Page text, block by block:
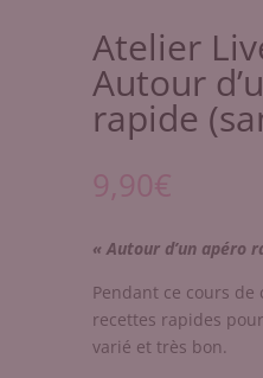
Atelier
Autour
rapide
9,90€
« Autour d’un apéro
Pendant ce cours de
recettes rapides
varié et très bon.